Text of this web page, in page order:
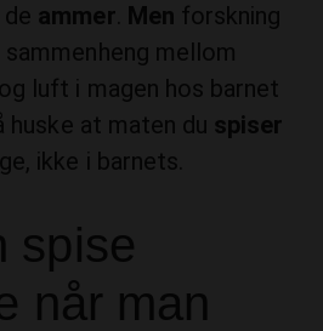
de ammer Men forskning
mellom
luft i magen hos barnet
huske at maten du spiser
ikke i barnets.
spise
når man